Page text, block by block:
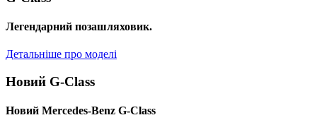
Легендарний позашляховик.
Детальніше про моделі
Новий G-Class
Новий Mercedes-Benz G-Class